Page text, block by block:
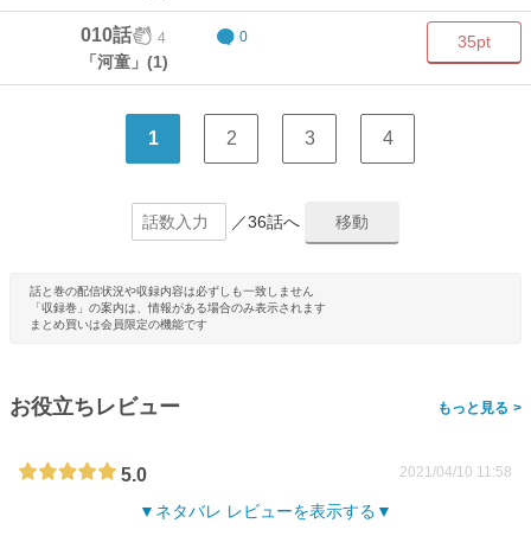
010話 4 0
「河童」(1)
35pt
1 2 3 4
／36話へ
話と巻の配信状況や収録内容は必ずしも一致しません
「収録巻」の案内は、情報がある場合のみ表示されます
まとめ買いは会員限定の機能です
お役立ちレビュー >
5.0 2021/04/10 11:58
ネタバレ レビューを表示する